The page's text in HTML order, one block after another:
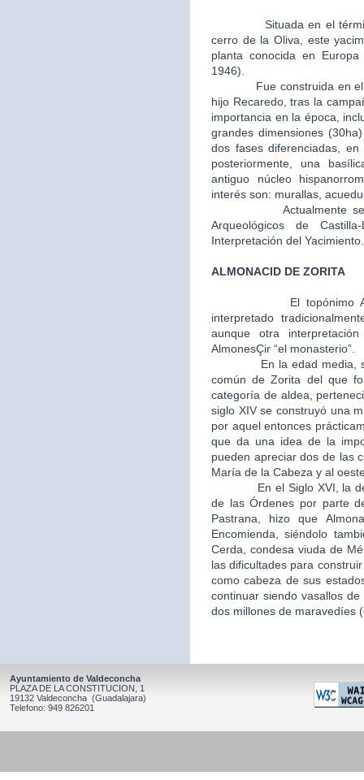
Situada en el
cerro de la Oliva, este
planta conocida en
1946).
Fue construida en el
hijo Recaredo, tras la
importancia en la época,
grandes dimensiones
dos fases diferenciadas,
posteriormente, una
antiguo núcleo
interés son: murallas,
Actualmente se
Arqueológicos de
Interpretación del Yacimiento.
ALMONACID DE ZORITA
El topónimo
interpretado
aunque otra
AlmonesÇir “el monasterio”.
En la edad media,
común de Zorita del que
categoría de aldea,
siglo XIV se construyó una
por aquel entonces
que da una idea de la
pueden apreciar dos de las
María de la Cabeza y al
En el Siglo XVI, la
de las Órdenes por parte
Pastrana, hizo que
Encomienda, siéndolo
Cerda, condesa viuda de
las dificultades para
como cabeza de sus
continuar siendo vasallos
dos millones de maravedíes
Ayuntamiento de Valdeconcha
PLAZA DE LA CONSTITUCION, 1
19132 Valdeconcha (Guadalajara)
Telefono: 949 826201